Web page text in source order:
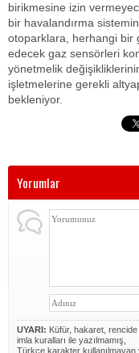
birikmesine izin
bir havalandırma
otoparklara, herhangi bir
edecek gaz sensörleri
yönetmelik
işletmelerine gerekli
bekleniyor.
Yorumlar
UYARI: Küfür, hakaret, rencide
imla kuralları ile yazılmamış,
Türkçe karakter kullanılmayan